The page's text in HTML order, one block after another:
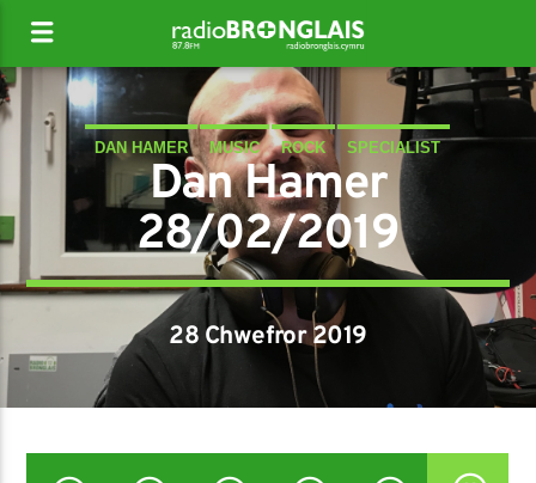
DAN HAMER MUSIC ROCK SPECIALIST
Dan Hamer
28/02/2019
28 Chwefror 2019